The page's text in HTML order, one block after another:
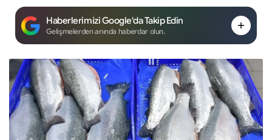
Haberlerimizi Google'da Takip Edin
Gelişmelerden anında haberdar olun.